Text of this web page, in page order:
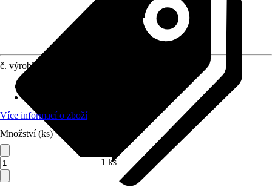
č. výrobku
Více informací o zboží
Množství (ks)
1 ks